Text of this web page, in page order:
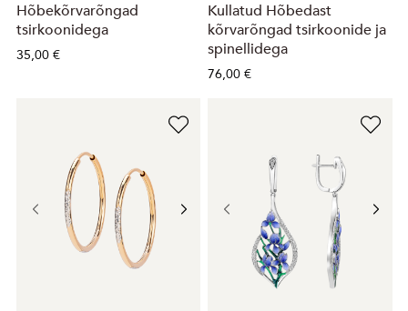
Hõbekõrvarõngad
tsirkoonidega
35,00 €
Kullatud Hõbedast
kõrvarõngad tsirkoonide ja
spinellidega
76,00 €